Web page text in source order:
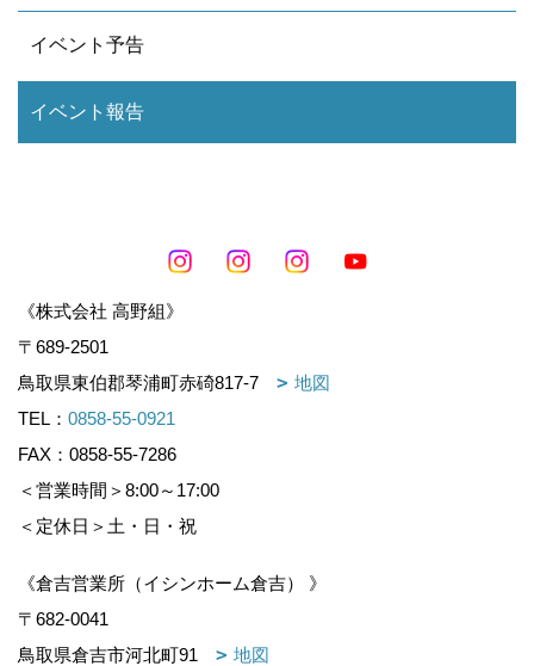
イベント予告
イベント報告
《株式会社 高野組》
〒689-2501
鳥取県東伯郡琴浦町赤碕817-7
地図
TEL： 0858-55-0921
FAX：0858-55-7286
＜営業時間＞8:00～17:00
＜定休日＞土・日・祝
《倉吉営業所（イシンホーム倉吉） 》
〒682-0041
鳥取県倉吉市河北町91
地図